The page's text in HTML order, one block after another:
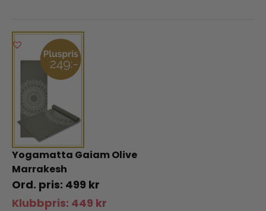
Yogamatta Gaiam Olive
Marrakesh
499 kr
Klubbpris: 449 kr